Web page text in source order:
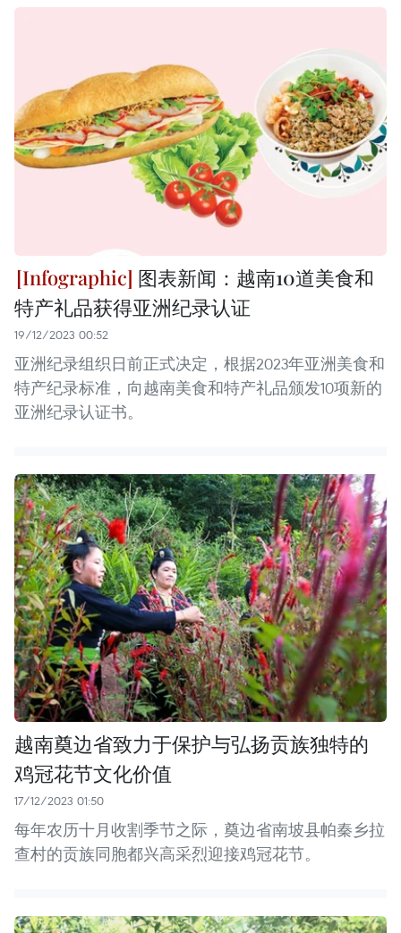
图表新闻：越南10道美食和
特产礼品获得亚洲纪录认证
19/12/2023 00:52
亚洲纪录组织日前正式决定，根据2023年亚洲美食和
特产纪录标准，向越南美食和特产礼品颁发10项新的
亚洲纪录认证书。
越南奠边省致力于保护与弘扬贡族独特的
鸡冠花节文化价值
17/12/2023 01:50
每年农历十月收割季节之际，奠边省南坡县帕秦乡拉
查村的贡族同胞都兴高采烈迎接鸡冠花节。